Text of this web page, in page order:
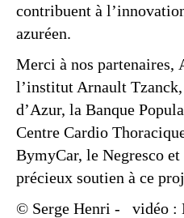
contribuent à
azuréen.
Merci à nos partenaires,
l’institut Arnault
d’Azur, la Banque
Centre Cardio
BymyCar, le Negresco
précieux soutien à ce
© Serge Henri - vidéo :